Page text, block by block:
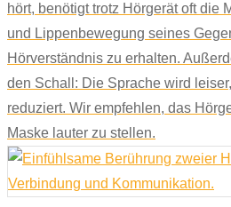
hört, benötigt trotz Hörgerät oft die
und Lippenbewegung seines
Hörverständnis zu erhalten.
den Schall: Die Sprache wird
reduziert. Wir empfehlen, das
Maske lauter zu stellen.